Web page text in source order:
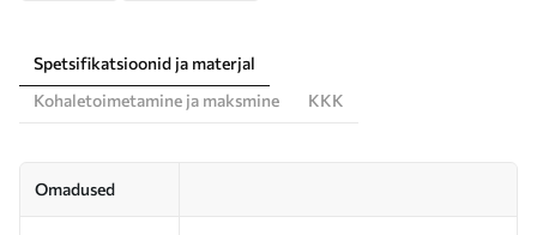
Spetsifikatsioonid ja materjal
Kohaletoimetamine ja maksmine
KKK
Omadused